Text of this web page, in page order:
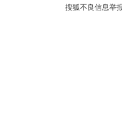
搜狐不良信息举